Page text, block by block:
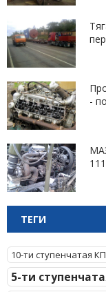
-
ТЕГИ
10-ти ступенчатая
5-ти